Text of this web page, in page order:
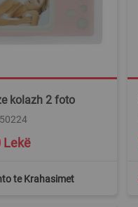
kolazh 2 foto
te Krahasimet
Lekë